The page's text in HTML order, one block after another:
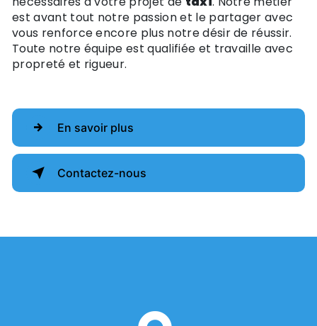
est avant tout notre passion et le partager avec
vous renforce encore plus notre désir de réussir.
Toute notre équipe est qualifiée et travaille avec
propreté et rigueur.
En savoir plus
Contactez-nous